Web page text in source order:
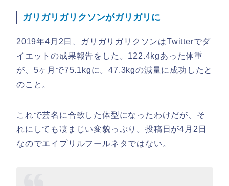
ガリガリガリクソンがガリガリに
2019年4月2日、ガリガリガリクソンはTwitterでダ
イエットの成果報告をした。122.4kgあった体重
が、5ヶ月で75.1kgに。47.3kgの減量に成功したと
のこと。
これで芸名に合致した体型になったわけだが、そ
れにしても凄まじい変貌っぷり。投稿日が4月2日
なのでエイプリルフールネタではない。